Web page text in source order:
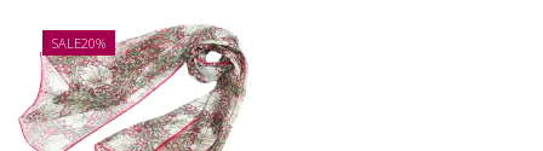
SALE20%